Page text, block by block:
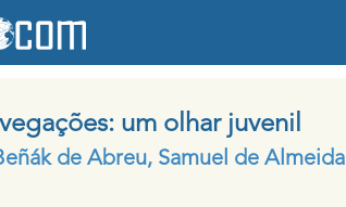
um olhar juvenil
de Abreu, Samuel de Almeida